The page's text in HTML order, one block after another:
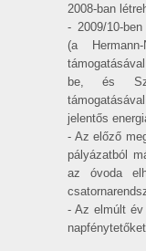
2008-ban
- 2009/10-
(a
be, és
jelentős
- Az előző
pályázatból
az óvoda
- Az elmúlt év